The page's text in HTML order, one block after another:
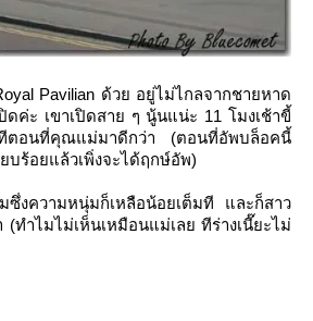
Pavilian ด้วย อยู่ไม่ไกลจากชายหาด
ดค่ะ เขาเปิดสาย ๆ นู้นแน่ะ 11 โมงเช้าขี้
ทีตอนที่คุณแม่มาดีกว่า (ตอนที่อัพบล็อคนี้
ร้อยแล้วเพิ่งจะได้ฤกษ์อัพ)
ซึ่งความหนุ่มก็เหลือน้อยเต็มที และก็สาว
ทำไมไม่เห็นเหมือนแม่เลย ทีร่างเนี๊ยะไม่